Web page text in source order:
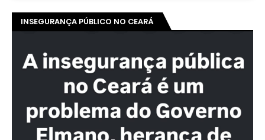
INSEGURANÇA PÚBLICO NO CEARÁ